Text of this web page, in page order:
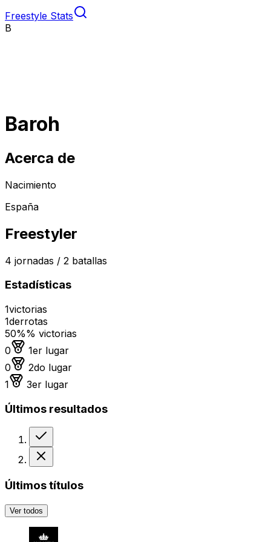
Freestyle Stats
B
Baroh
Acerca de
Nacimiento
España
Freestyler
4 jornadas / 2 batallas
Estadísticas
1victorias
1derrotas
50%% victorias
0
Medalla de oro
1er lugar
0
Medalla de plata
2do lugar
1
Medalla de bronce
3er lugar
Últimos resultados
Últimos títulos
Ver todos